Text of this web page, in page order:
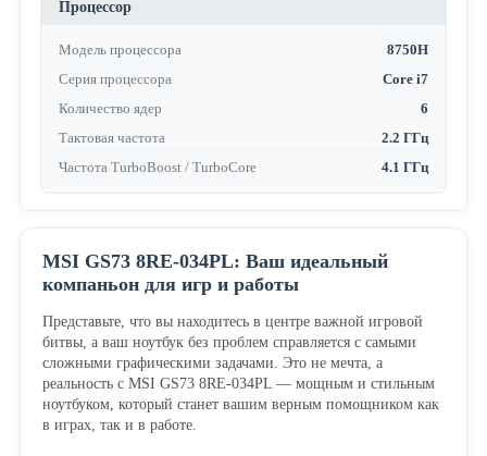
Процессор
Модель процессора
8750H
Серия процессора
Core i7
Количество ядер
6
Тактовая частота
2.2 ГГц
Частота TurboBoost / TurboCore
4.1 ГГц
MSI GS73 8RE-034PL: Ваш идеальный
компаньон для игр и работы
Представьте, что вы находитесь в центре важной игровой
битвы, а ваш ноутбук без проблем справляется с самыми
сложными графическими задачами. Это не мечта, а
реальность с MSI GS73 8RE-034PL — мощным и стильным
ноутбуком, который станет вашим верным помощником как
в играх, так и в работе.